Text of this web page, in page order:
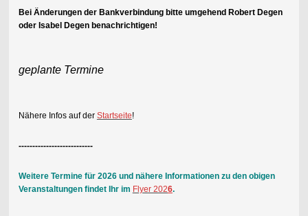
Bei Änderungen der Bankverbindung bitte umgehend Robert Degen
oder Isabel Degen benachrichtigen!
geplante Termine
Nähere Infos auf der Startseite!
---------------------------
Weitere Termine für 2026 und nähere Informationen zu den obigen
Veranstaltungen findet Ihr im Flyer 2026.